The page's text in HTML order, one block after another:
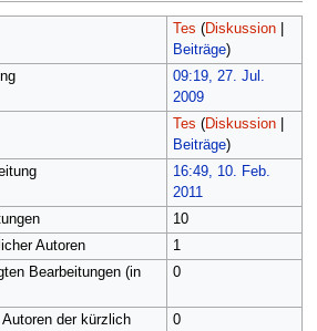
Tes (Diskussion|
Beiträge)
09:19, 27. Jul.
2009
Tes (Diskussion|
Beiträge)
16:49, 10. Feb.
2011
10
Autoren
1
Bearbeitungen (in
0
der kürzlich 0